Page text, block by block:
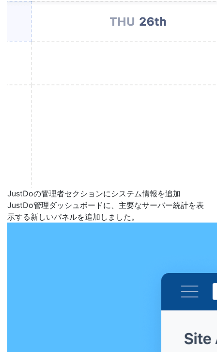
JustDoの管理者セクションにシステム情報を追加
JustDo管理ダッシュボードに、主要なサーバー統計を表
示する新しいパネルを追加しました。